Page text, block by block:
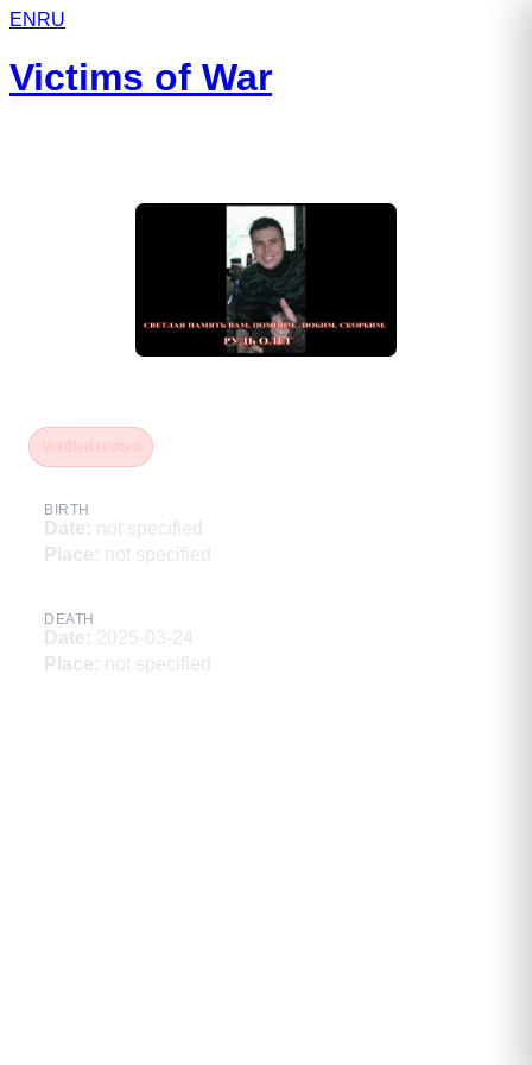
EN RU
Victims of War
BIRTH
Date: not specified
Place: not specified
DEATH
Date: 2025-03-24
Place: not specified